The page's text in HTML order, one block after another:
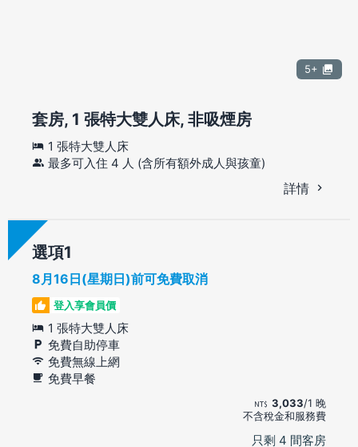
5+
套房, 1 張特大雙人床, 非吸煙房
1 張特大雙人床
最多可入住 4 人 (含所有額外成人與孩童)
詳情
選項
8月16日(星期日)前可免費取消
登入享會員價
1 張特大雙人床
免費自助停車
免費無線上網
免費早餐
3,033/1 晚
不含稅金和服務費
只剩 4 間客房